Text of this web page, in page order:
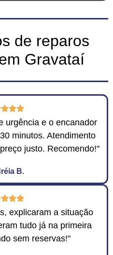
de reparos
Gravataí
urgência e o encanador
minutos. Atendimento
justo. Recomendo!"
B.
explicaram a situação
tudo já na primeira
sem reservas!"